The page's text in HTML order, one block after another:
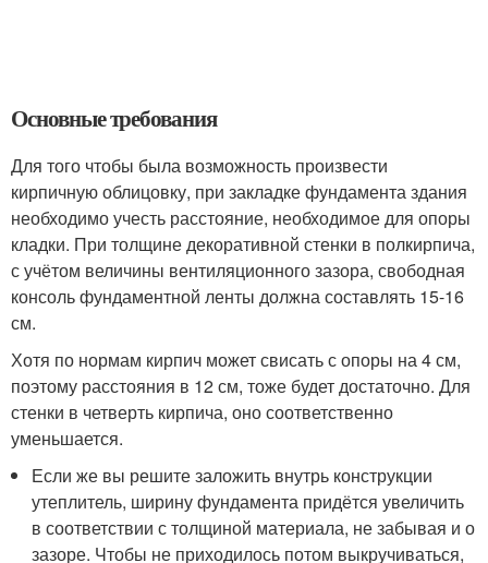
Основные требования
Для того чтобы была возможность произвести
кирпичную облицовку, при закладке фундамента здания
необходимо учесть расстояние, необходимое для опоры
кладки. При толщине декоративной стенки в полкирпича,
с учётом величины вентиляционного зазора, свободная
консоль фундаментной ленты должна составлять 15-16
см.
Хотя по нормам кирпич может свисать с опоры на 4 см,
поэтому расстояния в 12 см, тоже будет достаточно. Для
стенки в четверть кирпича, оно соответственно
уменьшается.
Если же вы решите заложить внутрь конструкции
утеплитель, ширину фундамента придётся увеличить
в соответствии с толщиной материала, не забывая и о
зазоре. Чтобы не приходилось потом выкручиваться,